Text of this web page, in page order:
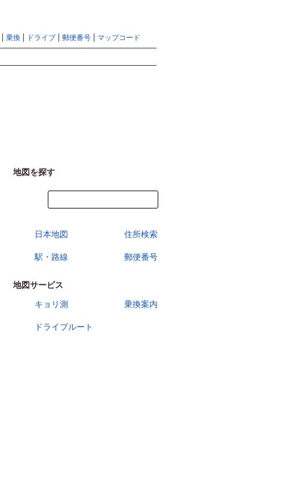
乗換 ドライブ 郵便番号 マップコード
地図を探す
日本地図 住所検索
駅・路線 郵便番号
地図サービス
キョリ測
乗換案内
ドライブルート